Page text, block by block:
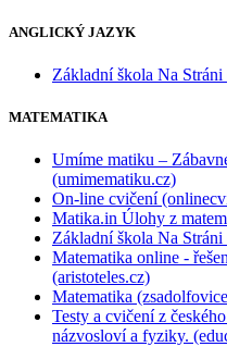
ANGLICKÝ JAZYK
Základní škola Na Stráni
MATEMATIKA
Umíme matiku –
(umimematiku.cz)
On-line cvičení
Matika.in Úlohy z
Základní škola Na Stráni
Matematika online -
(aristoteles.cz)
Matematika
Testy a cvičení z
názvosloví a fyziky.